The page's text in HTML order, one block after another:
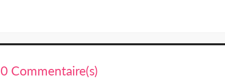
0 Commentaire(s)